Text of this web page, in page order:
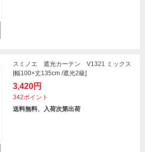
スミノエ 遮光カーテン V1321 ミックス
[幅100×丈135cm /遮光2級]
3,420円
342ポイント
送料無料、入荷次第出荷